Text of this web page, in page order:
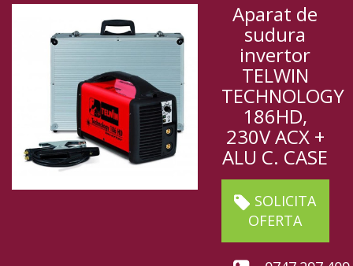
TECHNOLOGY 186HD, 230V ACX + ALU C. CASEAparat de
sudura
invertor
TELWIN
TECHNOLOGY
186HD,
230V ACX +
ALU C. CASE
SOLICITA
OFERTA